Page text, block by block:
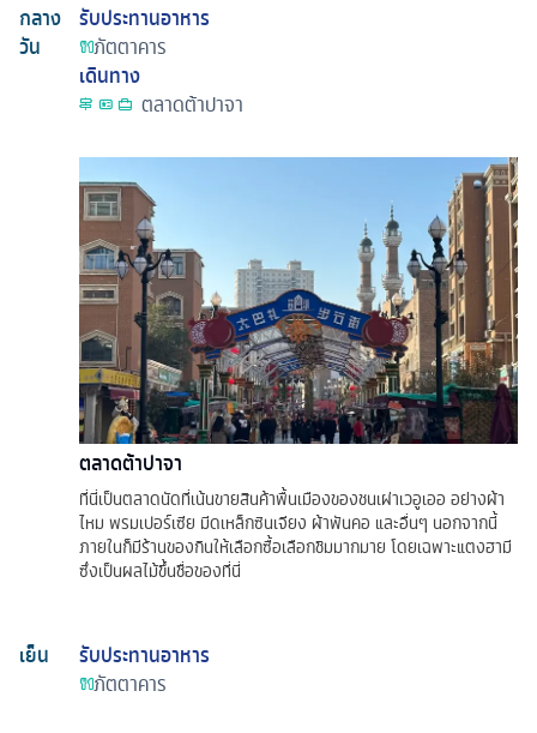
กลาง
วัน
รับประทานอาหาร
ภัตตาคาร
เดินทาง
ตลาดต้าปาจา
ตลาดต้าปาจา
ที่นี่เป็นตลาดนัดที่เน้นขายสินค้าพื้นเมืองของชนเผ่าเวอูเออ อย่างผ้า
ไหม พรมเปอร์เซีย มีดเหล็กซินเจียง ผ้าพันคอ และอื่นๆ นอกจากนี้
ภายในก็มีร้านของกินให้เลือกซื้อเลือกชิมมากมาย โดยเฉพาะแตงฮามี
ซึ่งเป็นผลไม้ขึ้นชื่อของที่นี่
เย็น
รับประทานอาหาร
ภัตตาคาร